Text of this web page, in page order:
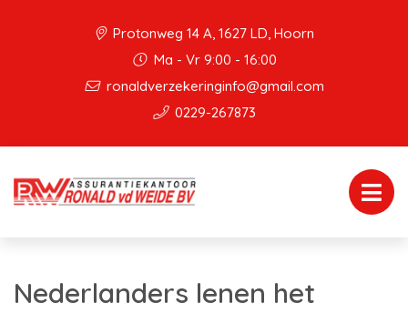
Protonweg 14 A, 1627 LD, Hoorn
Ma - Vr 9:00 - 16:00
ronaldverzekeringinfo@gmail.com
0229-267873
Nederlanders lenen het